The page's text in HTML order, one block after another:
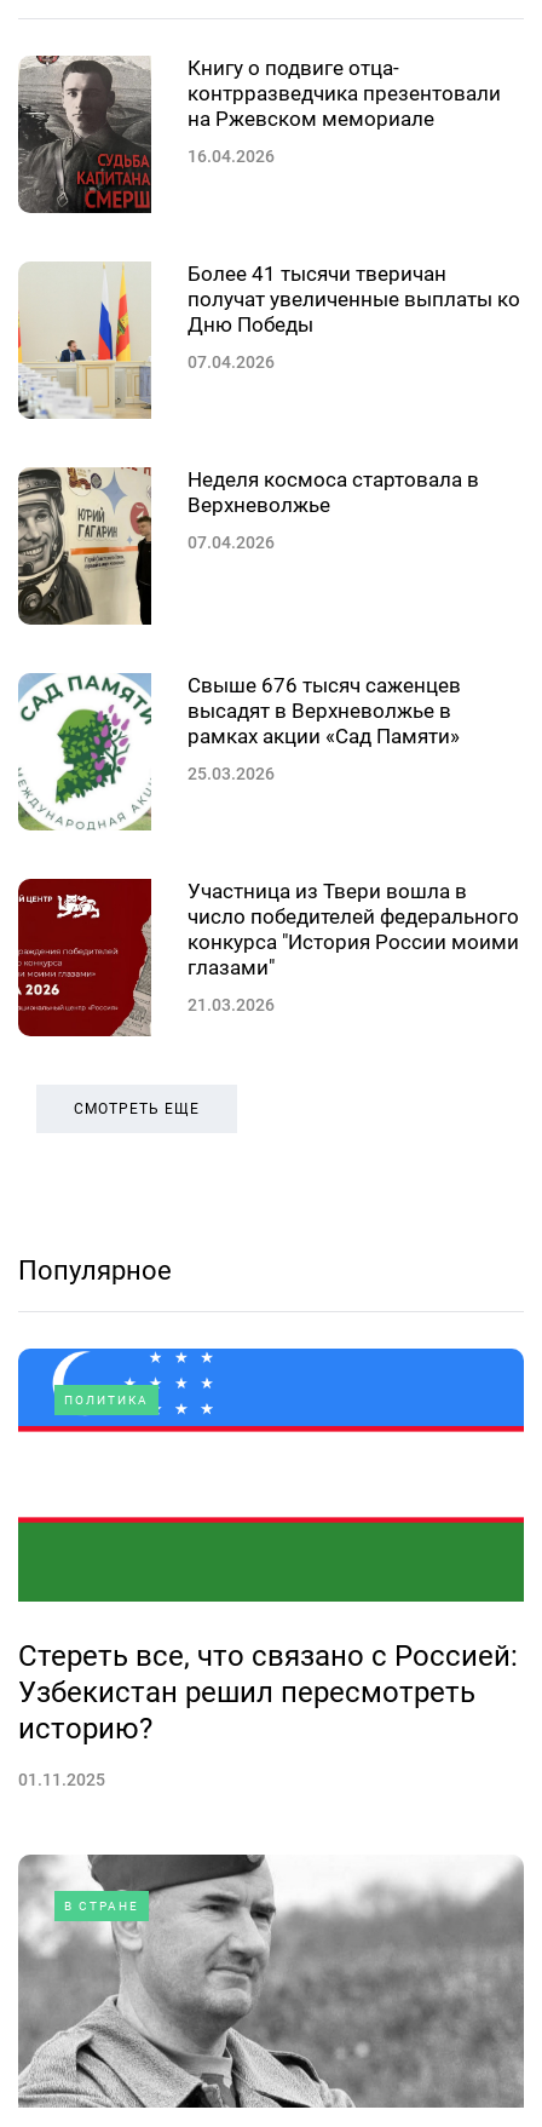
Книгу о подвиге отца-
контрразведчика презентовали
на Ржевском мемориале
16.04.2026
Более 41 тысячи тверичан
получат увеличенные выплаты ко
Дню Победы
07.04.2026
Неделя космоса стартовала в
Верхневолжье
07.04.2026
Свыше 676 тысяч саженцев
высадят в Верхневолжье в
рамках акции «Сад Памяти»
25.03.2026
Участница из Твери вошла в
число победителей федерального
конкурса "История России моими
глазами"
21.03.2026
СМОТРЕТЬ ЕЩЕ
Популярное
ПОЛИТИКА
Стереть все, что связано с Россией:
Узбекистан решил пересмотреть
историю?
01.11.2025
В СТРАНЕ